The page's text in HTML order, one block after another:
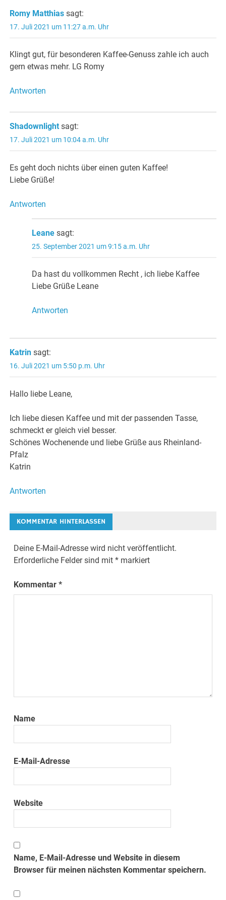
Romy Matthias sagt:
17. Juli 2021 um 11:27 a.m. Uhr
Klingt gut, für besonderen Kaffee-Genuss zahle ich auch
gern etwas mehr. LG Romy
Antworten
Shadownlight sagt:
17. Juli 2021 um 10:04 a.m. Uhr
Es geht doch nichts über einen guten Kaffee!
Liebe Grüße!
Antworten
Leane sagt:
25. September 2021 um 9:15 a.m. Uhr
Da hast du vollkommen Recht , ich liebe Kaffee
Liebe Grüße Leane
Antworten
Katrin sagt:
16. Juli 2021 um 5:50 p.m. Uhr
Hallo liebe Leane,
Ich liebe diesen Kaffee und mit der passenden Tasse,
schmeckt er gleich viel besser.
Schönes Wochenende und liebe Grüße aus Rheinland-
Pfalz
Katrin
Antworten
KOMMENTAR HINTERLASSEN
Deine E-Mail-Adresse wird nicht veröffentlicht.
Erforderliche Felder sind mit* markiert
Kommentar*
Name
E-Mail-Adresse
Website
Name, E-Mail-Adresse und Website in diesem
Browser für meinen nächsten Kommentar speichern.